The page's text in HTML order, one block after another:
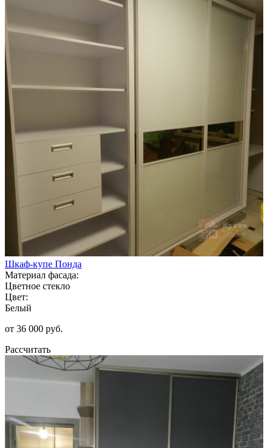
Шкаф-купе Понда
Материал фасада:
Цветное стекло
Цвет:
Белый
от 36 000 руб.
Рассчитать